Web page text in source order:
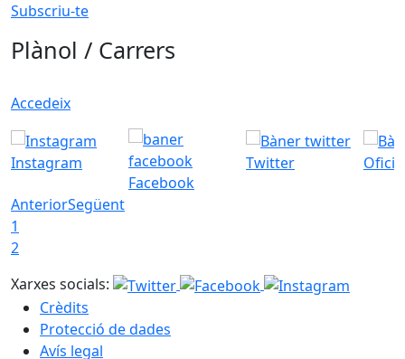
Subscriu-te
Plànol / Carrers
Accedeix
Instagram
Facebook
Twitter
AnteriorSegüent
1
2
Xarxes socials:
Crèdits
Protecció de dades
Avís legal